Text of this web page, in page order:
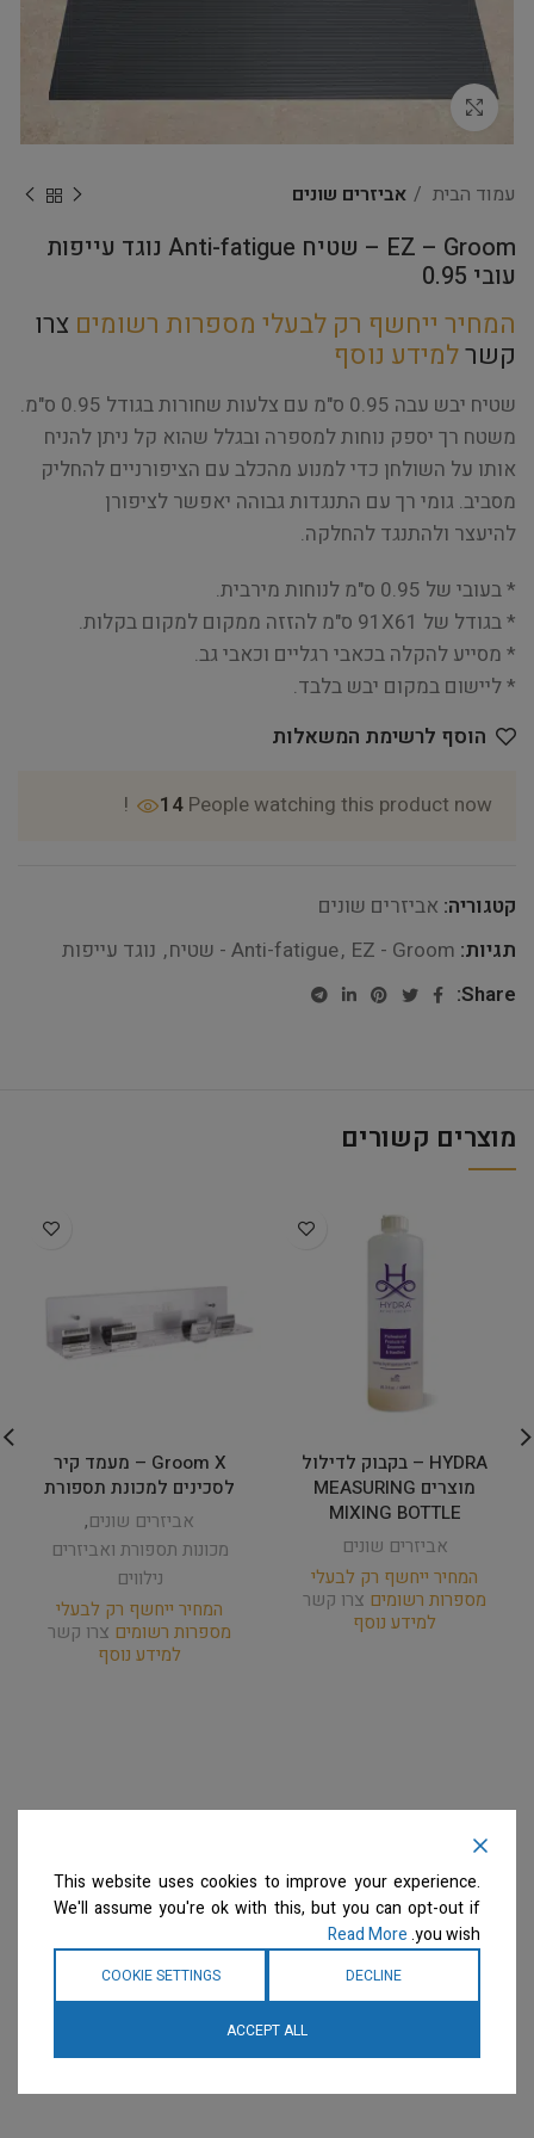
Click to enlarge
עמוד הבית אביזרים שונים
EZ – Groom – שטיח Anti-fatigue נוגד עייפות
עובי 0.95
המחיר ייחשף רק לבעלי מספרות רשומים צרו
קשרלמידע נוסף
שטיח יבש עבה 0.95 ס"מ עם צלעות שחורות בגודל 0.95 ס"מ.
משטח רך יספק נוחות למספרה ובגלל שהוא קל ניתן להניח
אותו על השולחן כדי למנוע מהכלב עם הציפורניים להחליק
מסביב. גומי רך עם התנגדות גבוהה יאפשר לציפורן
להיעצר ולהתנגד להחלקה.
* בעובי של 0.95 ס"מ לנוחות מירבית.
* בגודל של 91X61 ס"מ להזזה ממקום למקום בקלות.
* מסייע להקלה בכאבי רגליים וכאבי גב.
* ליישום במקום יבש בלבד.
הוסף לרשימת המשאלות
14 People watching this product now!
קטגוריה: אביזרים שונים
תגיות:
Anti-fatigue, EZ - Groom - שטיח , נוגד עייפות
Share:
מוצרים קשורים
HYDRA – בקבוק לדילול
מוצרים MEASURING
MIXING BOTTLE
אביזרים שונים
המחיר ייחשף רק לבעלי
מספרות רשומים צרו קשר
למידע נוסף
Groom X – מעמד קיר
לסכינים למכונת תספורת
אביזרים שונים,
מכונות תספורת ואביזרים
נילווים
המחיר ייחשף רק לבעלי
מספרות רשומים צרו קשר
למידע נוסף
This website uses cookies to improve your experience.
We'll assume you're ok with this, but you can opt-out if
you wish.
Read More
DECLINE
COOKIE SETTINGS
ACCEPT ALL